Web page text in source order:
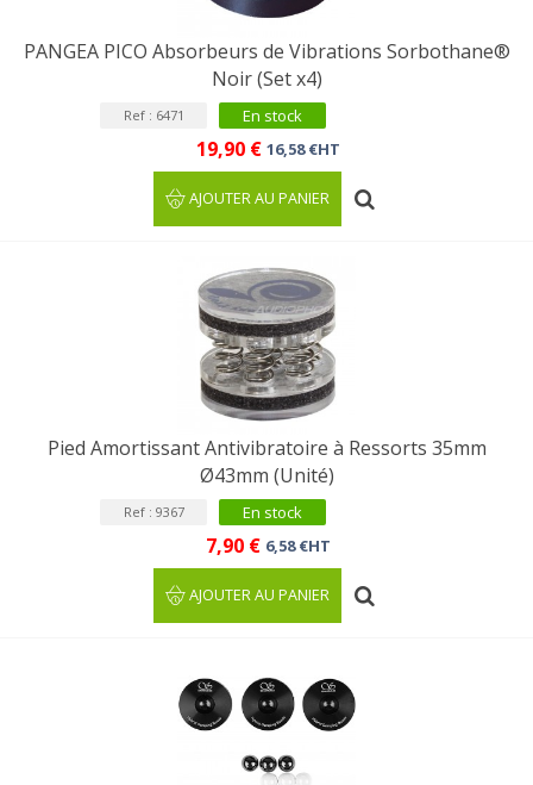
PANGEA PICO Absorbeurs de Vibrations Sorbothane®
Noir (Set x4)
Ref : 6471 En stock
19,90 € 16,58 €HT
AJOUTER AU PANIER
Pied Amortissant Antivibratoire à Ressorts 35mm
Ø43mm (Unité)
Ref : 9367 En stock
7,90 € 6,58 €HT
AJOUTER AU PANIER